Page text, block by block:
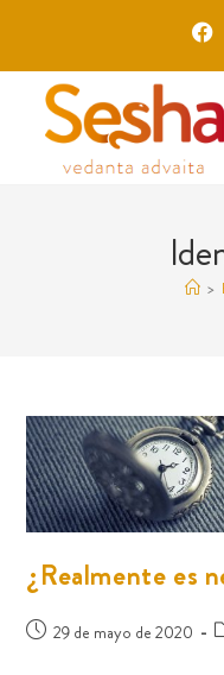
>
¿Realmente es
29 de mayo de 2020